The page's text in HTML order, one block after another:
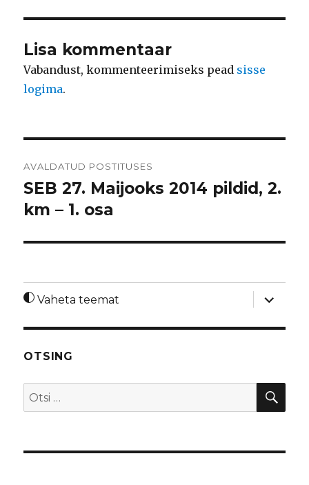
Lisa kommentaar
Vabandust, kommenteerimiseks pead sisse
logima.
AVALDATUD POSTITUSES
SEB 27. Maijooks 2014 pildid, 2.
km – 1. osa
Vaheta teemat
laienda
OTSING
Otsi: